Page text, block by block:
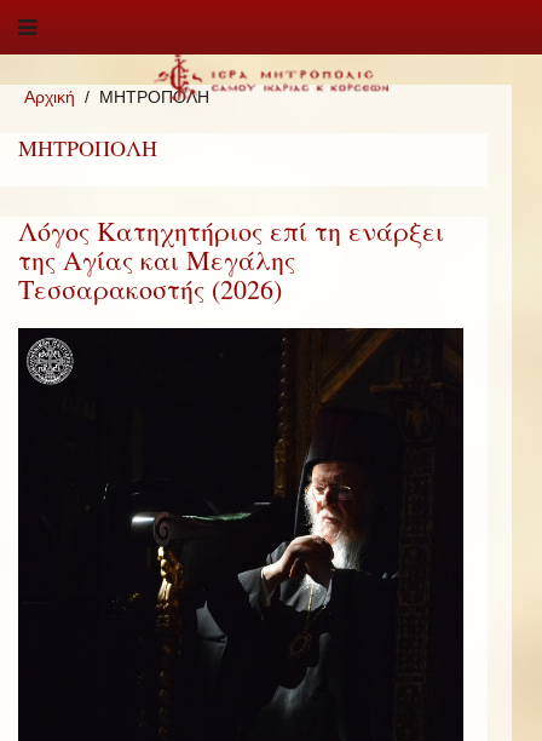
Αρχική ΜΗΤΡΟΠΟΛΗ
ΜΗΤΡΟΠΟΛΗ
Λόγος Κατηχητήριος επί τη ενάρξει
της Αγίας και Μεγάλης
Τεσσαρακοστής (2026)